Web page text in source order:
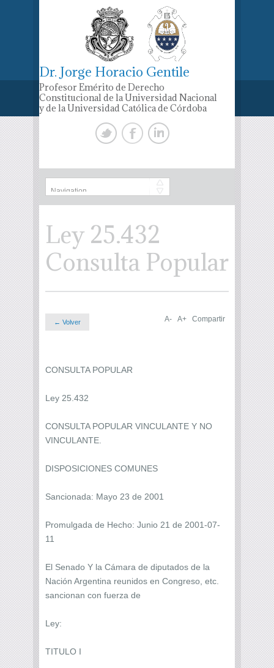
Dr. Jorge Horacio Gentile
Profesor Emérito de Derecho
Constitucional de la Universidad Nacional
y de la Universidad Católica de Córdoba
Ley 25.432
Consulta Popular
← Volver A- A+ Compartir
CONSULTA POPULAR
Ley 25.432
CONSULTA POPULAR VINCULANTE Y NO
VINCULANTE.
DISPOSICIONES COMUNES
Sancionada: Mayo 23 de 2001
Promulgada de Hecho: Junio 21 de 2001-07-
11
El Senado Y la Cámara de diputados de la
Nación Argentina reunidos en Congreso, etc.
sancionan con fuerza de
Ley:
TITULO I